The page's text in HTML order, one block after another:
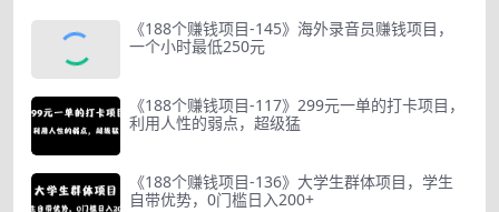
《188个赚钱项目-145》海外录音员赚钱项目，
一个小时最低250元
《188个赚钱项目-117》299元一单的打卡项目，
利用人性的弱点，超级猛
《188个赚钱项目-136》大学生群体项目，学生
自带优势，0门槛日入200+